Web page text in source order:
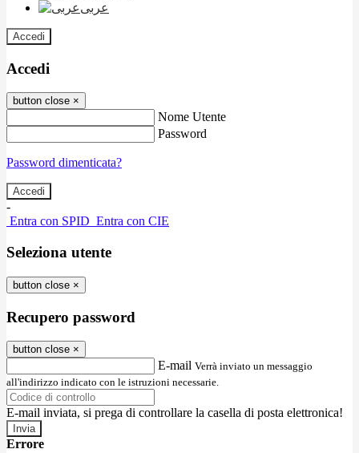
عربى
Accedi
Accedi
button close ×
Nome Utente
Password
Password dimenticata?
-
Entra con SPID Entra con CIE
Seleziona utente
button close ×
Recupero password
button close ×
E-mail Verrà inviato un messaggio
all'indirizzo indicato con le istruzioni necessarie.
E-mail inviata, si prega di controllare la casella di posta elettronica!
Errore